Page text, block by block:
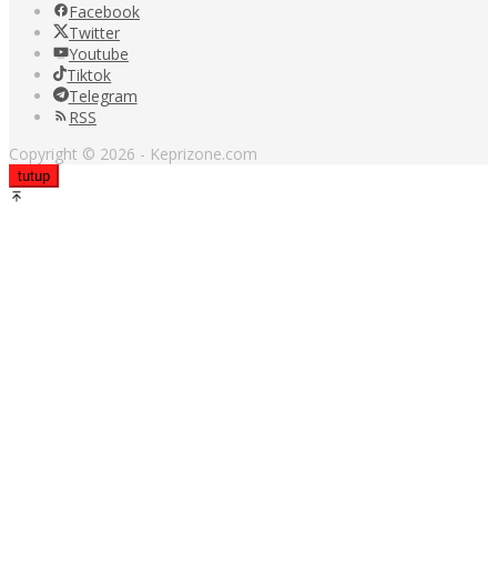
Facebook
Twitter
Youtube
Tiktok
Telegram
RSS
Copyright © 2026 - Keprizone.com
tutup